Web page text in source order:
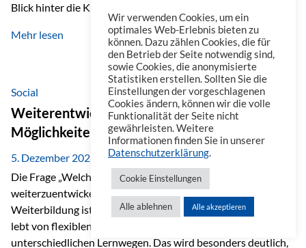
Blick hinter die Kulissen auf eine Unternehmensgruppe mit
beeindruckender Geschichte, gewachsenem Know-how und
einem stabilen Fundament. Ein starkes Netzwerk in ganz
Europa Die Vienna Insurance Group ist die führende
Versicherungsgruppe in Zentral- und Osteuropa. Mit über
50 Versicherungsgesellschaften in insgesamt 30 Ländern
verbindet sie regionale Stärke mit internationaler
Kompetenz.
Mehr lesen
Social
Weiterentwicklung im Berufsalltag: Welche
Möglichkeiten es gibt
5. Dezember 2025
Die Frage „Welche Möglichkeiten gibt es, sich
weiterzuentwickeln?“ lässt sich heute vielseitig beantworten.
Weiterbildung ist längst kein starrer Prozess mehr, sondern
lebt von flexiblen Formaten, individuellen Bedürfnissen und
unterschiedlichen Lernwegen. Das wird besonders deutlich,
Wir verwenden Cookies, um ein
optimales Web-Erlebnis bieten zu
können. Dazu zählen Cookies, die für
den Betrieb der Seite notwendig sind,
sowie Cookies, die anonymisierte
Statistiken erstellen. Sollten Sie die
Einstellungen der vorgeschlagenen
Cookies ändern, können wir die volle
Funktionalität der Seite nicht
gewährleisten. Weitere
Informationen finden Sie in unserer
Datenschutzerklärung.
Cookie Einstellungen
Alle ablehnen Alle akzeptieren